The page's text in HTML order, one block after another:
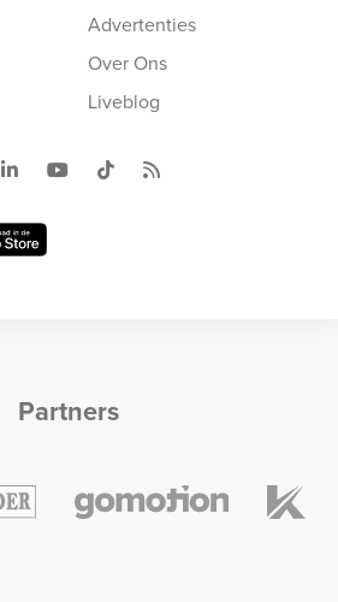
Advertenties
Over Ons
Liveblog
Partners